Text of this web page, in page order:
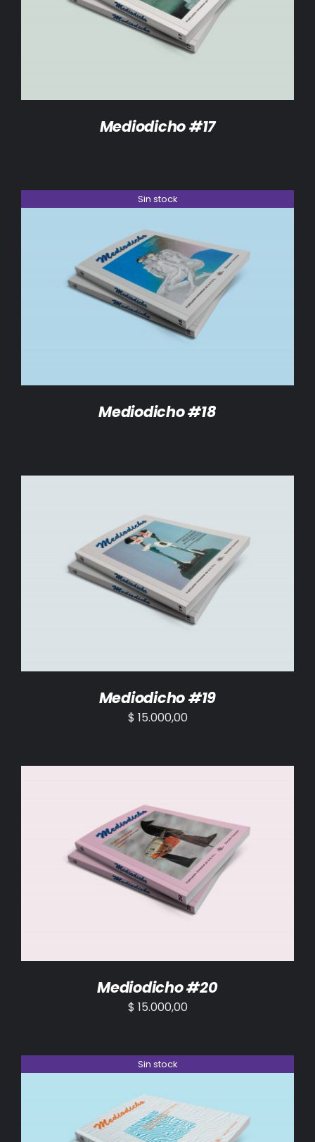
DETALLES
Mediodicho #17
Sin stock
DETALLES
Mediodicho #18
AÑADIR AL CARRITO / DETALLES
Mediodicho #19
$ 15.000,00
AÑADIR AL CARRITO / DETALLES
Mediodicho #20
$ 15.000,00
Sin stock